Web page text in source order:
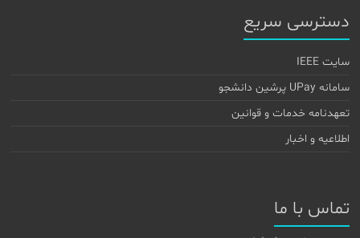
دسترسی سریع
سایت IEEE
سامانه UPay پرشین دانشجو
تعهدنامه خدمات و قوانین
اطلاعیه و اخبار
تماس با ما